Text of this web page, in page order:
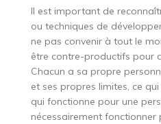
Il est important de
ou techniques de
ne pas convenir à tout le
être contre-productifs pour
Chacun a sa propre
et ses propres limites, ce
qui fonctionne pour une
nécessairement fonctionner